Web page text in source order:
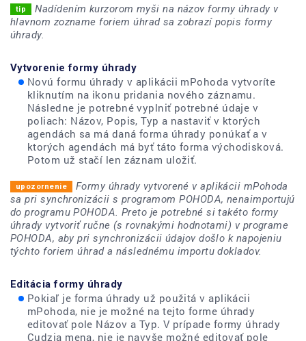
Nadídením kurzorom myši na názov formy úhrady v
hlavnom zozname foriem úhrad sa zobrazí popis formy
úhrady.
Vytvorenie formy úhrady
Novú formu úhrady v aplikácii mPohoda vytvoríte
kliknutím na ikonu pridania nového záznamu.
Následne je potrebné vyplniť potrebné údaje v
poliach: Názov, Popis, Typ a nastaviť v ktorých
agendách sa má daná forma úhrady ponúkať a v
ktorých agendách má byť táto forma východisková.
Potom už stačí len záznam uložiť.
Formy úhrady vytvorené v aplikácii mPohoda
sa pri synchronizácii s programom POHODA, nenaimportujú
do programu POHODA. Preto je potrebné si takéto formy
úhrady vytvoriť ručne (s rovnakými hodnotami) v programe
POHODA, aby pri synchronizácii údajov došlo k napojeniu
týchto foriem úhrad a následnému importu dokladov.
Editácia formy úhrady
Pokiaľ je forma úhrady už použitá v aplikácii
mPohoda, nie je možné na tejto forme úhrady
editovať pole Názov a Typ. V prípade formy úhrady
Cudzia mena, nie je navyše možné editovať pole